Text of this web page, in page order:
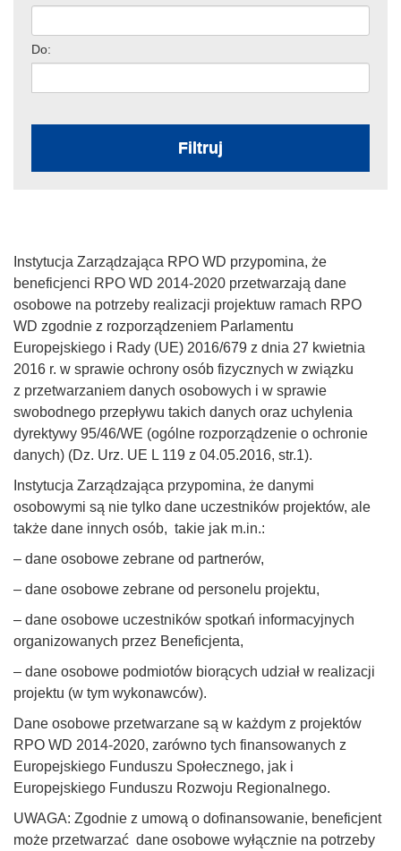
Do:
Filtruj
Instytucja Zarządzająca RPO WD przypomina, że
beneficjenci RPO WD 2014-2020 przetwarzają dane
osobowe na potrzeby realizacji projektuw ramach RPO
WD zgodnie z rozporządzeniem Parlamentu
Europejskiego i Rady (UE) 2016/679 z dnia 27 kwietnia
2016 r. w sprawie ochrony osób fizycznych w związku
z przetwarzaniem danych osobowych i w sprawie
swobodnego przepływu takich danych oraz uchylenia
dyrektywy 95/46/WE (ogólne rozporządzenie o ochronie
danych) (Dz. Urz. UE L 119 z 04.05.2016, str.1).
Instytucja Zarządzająca przypomina, że danymi
osobowymi są nie tylko dane uczestników projektów, ale
także dane innych osób, takie jak m.in.:
– dane osobowe zebrane od partnerów,
– dane osobowe zebrane od personelu projektu,
– dane osobowe uczestników spotkań informacyjnych
organizowanych przez Beneficjenta,
– dane osobowe podmiotów biorących udział w realizacji
projektu (w tym wykonawców).
Dane osobowe przetwarzane są w każdym z projektów
RPO WD 2014-2020, zarówno tych finansowanych z
Europejskiego Funduszu Społecznego, jak i
Europejskiego Funduszu Rozwoju Regionalnego.
UWAGA: Zgodnie z umową o dofinansowanie, beneficjent
może przetwarzać dane osobowe wyłącznie na potrzeby